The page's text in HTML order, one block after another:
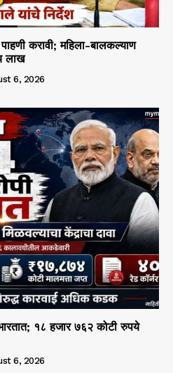
करावी; महिला-बालकल्याण
लाख
6, 2026
१८ हजार ७६२ कोटी रुपये
6, 2026